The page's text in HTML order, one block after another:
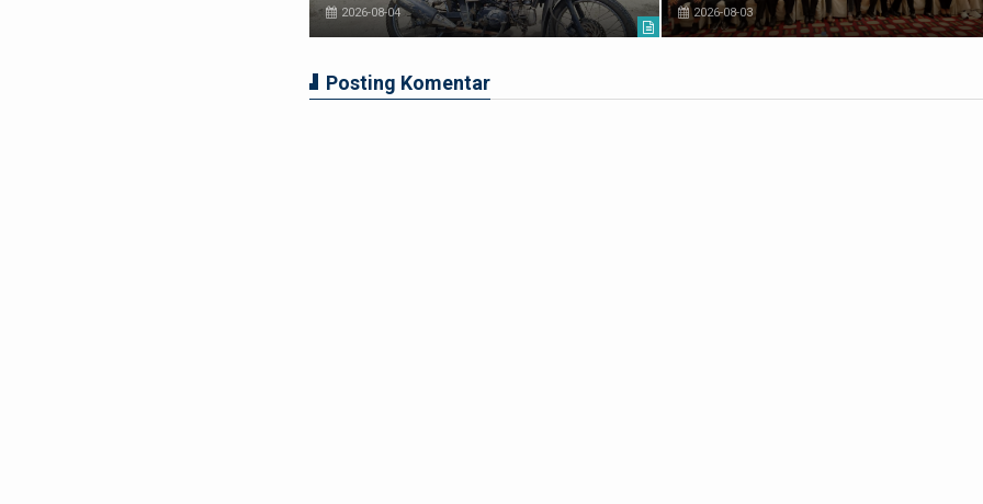
2026-08-04 2026-08-03
Posting Komentar